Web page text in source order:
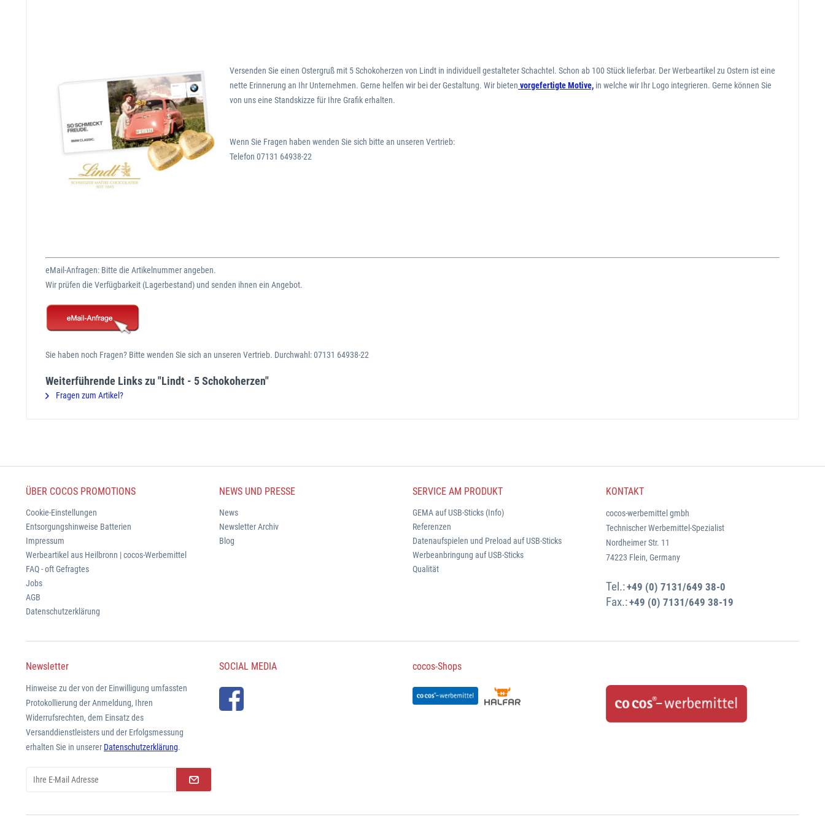
Versenden Sie einen Ostergruß mit 5 Schokoherzen von Lindt in individuell gestalteter Schachtel. Schon ab 100 Stück lieferbar. Der Werbeartikel zu Ostern ist eine
nette Erinnerung an Ihr Unternehmen. Gerne helfen wir bei der Gestaltung. Wir bieten vorgefertigte Motive, in welche wir Ihr Logo integrieren. Gerne können Sie
von uns eine Standskizze für Ihre Grafik erhalten.
Wenn Sie Fragen haben wenden Sie sich bitte an unseren Vertrieb:
Telefon 07131 64938-22
eMail-Anfragen: Bitte die Artikelnummer angeben.
Wir prüfen die Verfügbarkeit (Lagerbestand) und senden ihnen ein Angebot.
Sie haben noch Fragen? Bitte wenden Sie sich an unseren Vertrieb. Durchwahl: 07131 64938-22
Weiterführende Links zu "Lindt - 5 Schokoherzen"
Fragen zum Artikel?
ÜBER COCOS PROMOTIONS
Cookie-Einstellungen
Entsorgungshinweise Batterien
Impressum
Werbeartikel aus Heilbronn | cocos-Werbemittel
FAQ - oft Gefragtes
Jobs
AGB
Datenschutzerklärung
NEWS UND PRESSE
News
Newsletter Archiv
Blog
SERVICE AM PRODUKT
GEMA auf USB-Sticks (Info)
Referenzen
Datenaufspielen und Preload auf USB-Sticks
Werbeanbringung auf USB-Sticks
Qualität
KONTAKT
cocos-werbemittel gmbh
Technischer Werbemittel-Spezialist
Nordheimer Str. 11
74223 Flein, Germany
Tel.:+49 (0) 7131/649 38-0
Fax.:+49 (0) 7131/649 38-19
Newsletter
Hinweise zu der von der Einwilligung umfassten
Protokollierung der Anmeldung, Ihren
Widerrufsrechten, dem Einsatz des
Versanddienstleisters und der Erfolgsmessung
erhalten Sie in unserer Datenschutzerklärung.
SOCIAL MEDIA cocos-Shops